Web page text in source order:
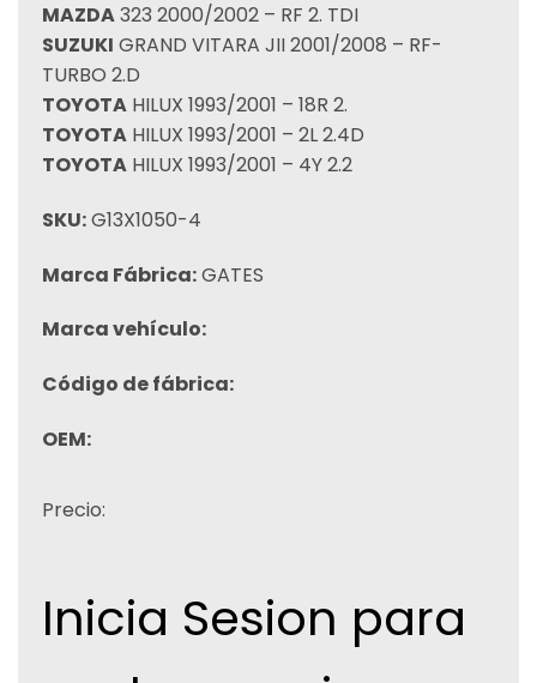
MAZDA323 2000/2002 – RF 2. TDI
SUZUKI GRAND VITARA JII 2001/2008 – RF-
TURBO 2.D
TOYOTA HILUX 1993/2001 – 18R 2.
TOYOTA HILUX 1993/2001 – 2L 2.4D
TOYOTA HILUX 1993/2001 – 4Y 2.2
SKU:G13X1050-4
Marca Fábrica:GATES
Marca vehículo:
Código de fábrica:
OEM:
Precio:
Inicia Sesion para